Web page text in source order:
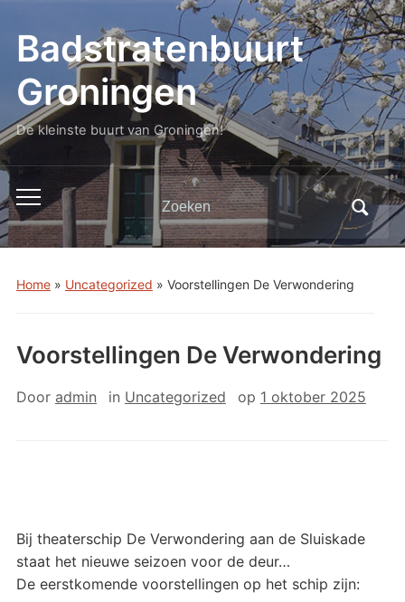
Badstratenbuurt
Groningen
De kleinste buurt van Groningen!
Toggle
mobiel
menu
Zoeken
naar:
Home» Uncategorized » Voorstellingen De Verwondering
Voorstellingen De Verwondering
Door admin in Uncategorized op 1 oktober 2025
Bij theaterschip De Verwondering aan de Sluiskade
staat het nieuwe seizoen voor de deur…
De eerstkomende voorstellingen op het schip zijn: